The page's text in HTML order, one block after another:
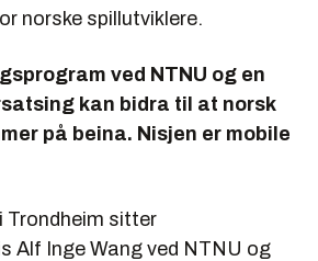
norske spillutviklere.
ved NTNU og en
kan bidra til at norsk
på beina. Nisjen er mobile
Trondheim sitter
Alf Inge Wang ved NTNU og